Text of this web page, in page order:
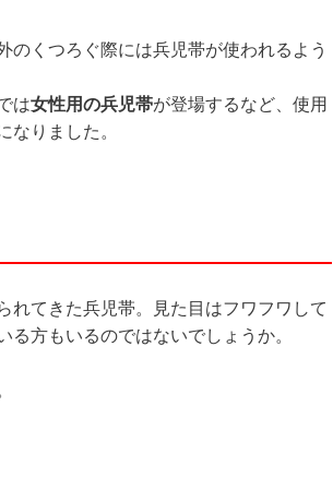
のくつろぐ際には兵児帯が使われるよう
は女性用の兵児帯が登場するなど、使用
なりました。
れてきた兵児帯。見た目はフワフワして
方もいるのではないでしょうか。